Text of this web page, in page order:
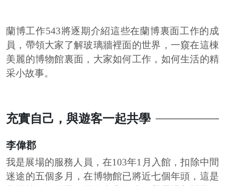
蘭博工作543將逐期介紹這些在蘭博裏面工作的成
員，帶領大家了解玻璃牆裡面的世界，一窺在這棟
美麗的博物館裏面，大家如何工作，如何生活的精
采小故事。
充實自己，與遊客一起共學
李偉郡
我是展場的服務人員，在103年1月入館，扣除中間
迷途的五個多月，在博物館已將近七個年頭，這是